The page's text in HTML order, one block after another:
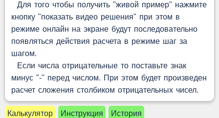
Для того чтобы получить "живой пример" нажмите
кнопку "показать видео решения" при этом в
режиме онлайн на экране будут последовательно
появляться действия расчета в режиме шаг за
шагом.
Если числа отрицательные то поставьте знак
минус "-" перед числом. При этом будет произведен
расчет сложения столбиком отрицательных чисел.
Калькулятор Инструкция История